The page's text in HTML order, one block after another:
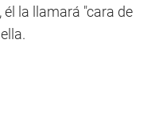
la llamará "cara de